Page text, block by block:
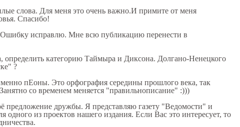
слова. Для меня это очень важно.И примите от меня
Спасибо!
исправлю. Мне всю публикацию перенести в
категорию Таймыра и Диксона. Долгано-Ненецкого
?
пЕоны. Это орфография середины прошлого века, так
со временем меняется "правильнописание" :)))
предложение дружбы. Я представляю газету "Ведомости" и
из проектов нашего издания. Если Вас это интересует, то